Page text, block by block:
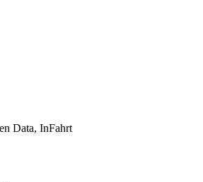
Data, InFahrt